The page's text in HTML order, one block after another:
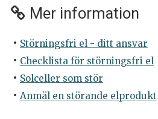
Mer information
Störningsfri el - ditt ansvar
Checklista för störningsfri el
Solceller som stör
Anmäl en störande elprodukt